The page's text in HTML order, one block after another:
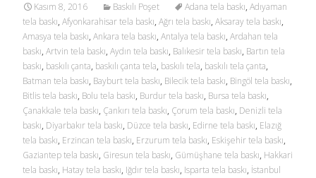
Kasım 8, 2016 Baskılı Poşet Adana tela baskı, Adıyaman
tela baskı, Afyonkarahisar tela baskı, Ağrı tela baskı, Aksaray tela baskı,
Amasya tela baskı, Ankara tela baskı, Antalya tela baskı, Ardahan tela
baskı, Artvin tela baskı, Aydın tela baskı, Balıkesir tela baskı, Bartın tela
baskı, baskılı çanta, baskılı çanta tela, baskılı tela, baskılı tela çanta,
Batman tela baskı, Bayburt tela baskı, Bilecik tela baskı, Bingöl tela baskı,
Bitlis tela baskı, Bolu tela baskı, Burdur tela baskı, Bursa tela baskı,
Çanakkale tela baskı, Çankırı tela baskı, Çorum tela baskı, Denizli tela
baskı, Diyarbakır tela baskı, Düzce tela baskı, Edirne tela baskı, Elazığ
tela baskı, Erzincan tela baskı, Erzurum tela baskı, Eskişehir tela baskı,
Gaziantep tela baskı, Giresun tela baskı, Gümüşhane tela baskı, Hakkari
tela baskı, Hatay tela baskı, Iğdır tela baskı, Isparta tela baskı, İstanbul